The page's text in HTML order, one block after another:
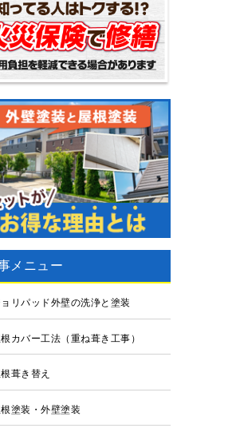
メニュー
ョリパッド外壁の洗浄と塗装
カバー工法（重ね葺き工事）
葺き替え
根塗装・外壁塗装